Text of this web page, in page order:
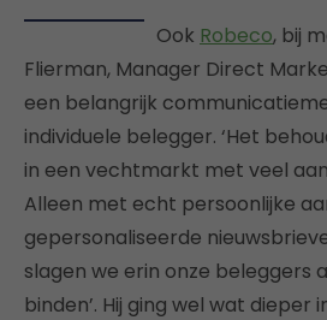
Ook Robeco, bij
Flierman, Manager Direct
een belangrijk
individuele belegger. ‘Het
in een vechtmarkt met veel
Alleen met echt persoonlijke
gepersonaliseerde
slagen we erin onze beleggers
binden’. Hij ging wel wat dieper